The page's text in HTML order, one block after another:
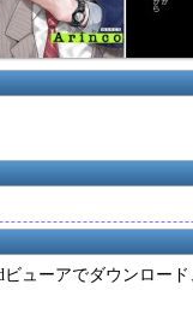
ューアでダウンロ